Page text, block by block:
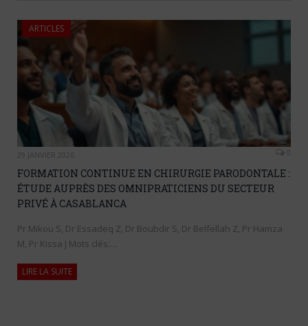
ARTICLES
29 JANVIER 2026 0
FORMATION CONTINUE EN CHIRURGIE PARODONTALE :
ÉTUDE AUPRÈS DES OMNIPRATICIENS DU SECTEUR
PRIVÉ À CASABLANCA
Pr Mikou S, Dr Essadeq Z, Dr Boubdir S, Dr Belfellah Z, Pr Hamza
M, Pr Kissa J Mots clés:…
LIRE LA SUITE